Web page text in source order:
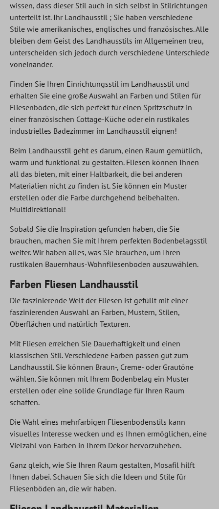
wissen, dass dieser Stil auch in sich selbst in Stilrichtungen
unterteilt ist. Ihr Landhausstil ; Sie haben verschiedene
Stile wie amerikanisches, englisches und französisches. Alle
bleiben dem Geist des Landhausstils im Allgemeinen treu,
unterscheiden sich jedoch durch verschiedene Unterschiede
voneinander.
Finden Sie Ihren Einrichtungsstil im Landhausstil und
erhalten Sie eine große Auswahl an Farben und Stilen für
Fliesenböden, die sich perfekt für einen Spritzschutz in
einer französischen Cottage-Küche oder ein rustikales
industrielles Badezimmer im Landhausstil eignen!
Beim Landhausstil geht es darum, einen Raum gemütlich,
warm und funktional zu gestalten. Fliesen können Ihnen
all das bieten, mit einer Haltbarkeit, die bei anderen
Materialien nicht zu finden ist. Sie können ein Muster
erstellen oder die Farbe durchgehend beibehalten.
Multidirektional!
Sobald Sie die Inspiration gefunden haben, die Sie
brauchen, machen Sie mit Ihrem perfekten Bodenbelagsstil
weiter. Wir haben alles, was Sie brauchen, um Ihren
rustikalen Bauernhaus-Wohnfliesenboden auszuwählen.
Farben Fliesen Landhausstil
Die faszinierende Welt der Fliesen ist gefüllt mit einer
faszinierenden Auswahl an Farben, Mustern, Stilen,
Oberflächen und natürlich Texturen.
Mit Fliesen erreichen Sie Dauerhaftigkeit und einen
klassischen Stil. Verschiedene Farben passen gut zum
Landhausstil. Sie können Braun-, Creme- oder Grautöne
wählen. Sie können mit Ihrem Bodenbelag ein Muster
erstellen oder eine solide Grundlage für Ihren Raum
schaffen.
Die Wahl eines mehrfarbigen Fliesenbodenstils kann
visuelles Interesse wecken und es Ihnen ermöglichen, eine
Vielzahl von Farben in Ihrem Dekor hervorzuheben.
Ganz gleich, wie Sie Ihren Raum gestalten, Mosafil hilft
Ihnen dabei. Schauen Sie sich die Ideen und Stile für
Fliesenböden an, die wir haben.